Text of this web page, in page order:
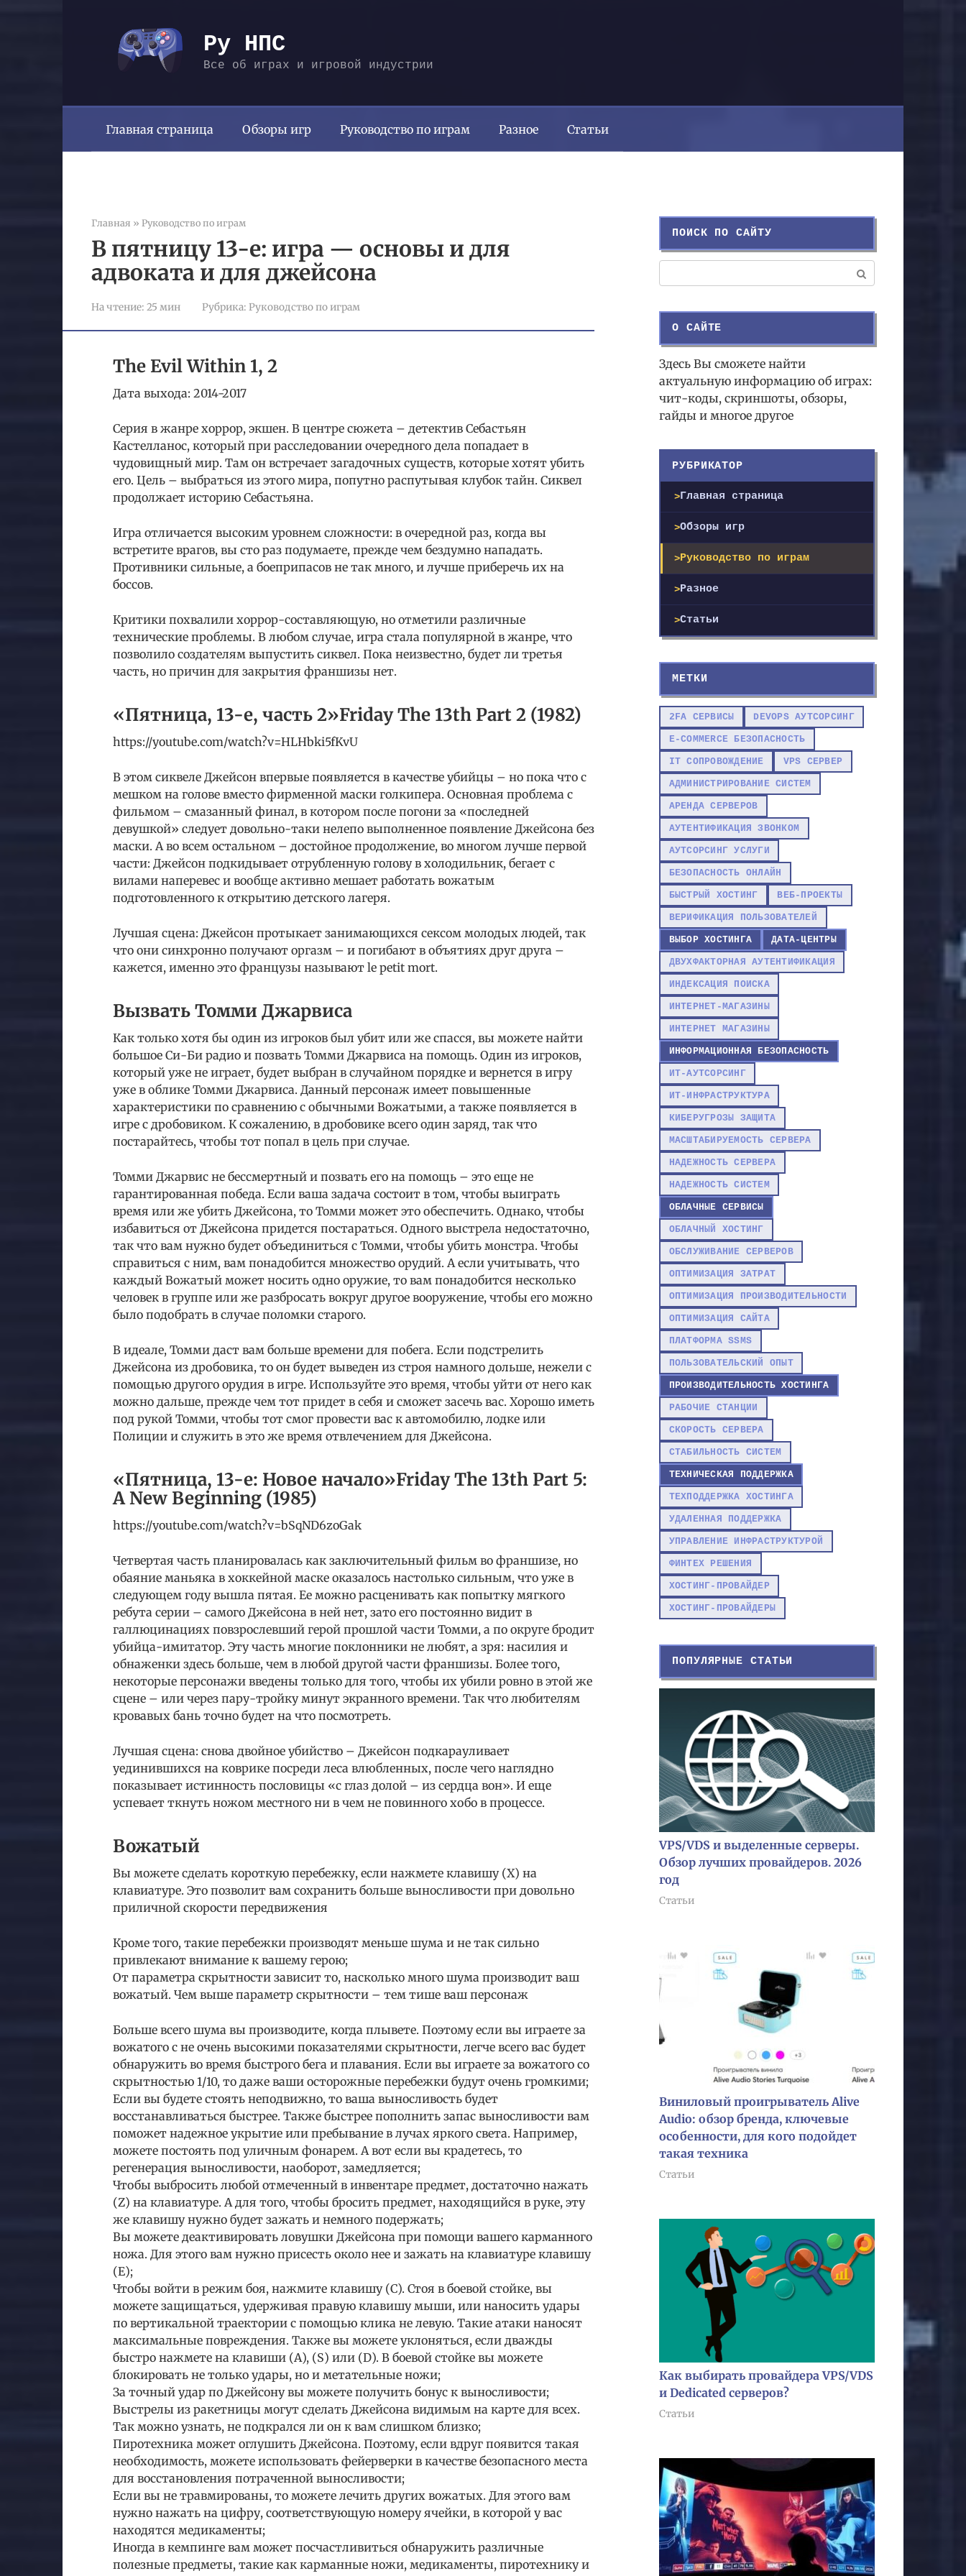
Ру НПС
Все об играх и игровой индустрии
Главная страница Обзоры игр Руководство по играм Разное Статьи
Главная » Руководство по играм
В пятницу 13-е: игра — основы и для
адвоката и для джейсона
На чтение: 25 мин Рубрика: Руководство по играм
The Evil Within 1, 2
Дата выхода: 2014-2017
Серия в жанре хоррор, экшен. В центре сюжета – детектив Себастьян
Кастелланос, который при расследовании очередного дела попадает в
чудовищный мир. Там он встречает загадочных существ, которые хотят убить
его. Цель – выбраться из этого мира, попутно распутывая клубок тайн. Сиквел
продолжает историю Себастьяна.
Игра отличается высоким уровнем сложности: в очередной раз, когда вы
встретите врагов, вы сто раз подумаете, прежде чем бездумно нападать.
Противники сильные, а боеприпасов не так много, и лучше приберечь их на
боссов.
Критики похвалили хоррор-составляющую, но отметили различные
технические проблемы. В любом случае, игра стала популярной в жанре, что
позволило создателям выпустить сиквел. Пока неизвестно, будет ли третья
часть, но причин для закрытия франшизы нет.
«Пятница, 13-е, часть 2»Friday The 13th Part 2 (1982)
https://youtube.com/watch?v=HLHbki5fKvU
В этом сиквеле Джейсон впервые появляется в качестве убийцы – но пока что с
мешком на голове вместо фирменной маски голкипера. Основная проблема с
фильмом – смазанный финал, в котором после погони за «последней
девушкой» следует довольно-таки нелепо выполненное появление Джейсона без
маски. А во всем остальном – достойное продолжение, во многом лучше первой
части: Джейсон подкидывает отрубленную голову в холодильник, бегает с
вилами наперевес и вообще активно мешает работать вожатым
подготовленного к открытию детского лагеря.
Лучшая сцена: Джейсон протыкает занимающихся сексом молодых людей, так
что они синхронно получают оргазм – и погибают в объятиях друг друга –
кажется, именно это французы называют le petit mort.
Вызвать Томми Джарвиса
Как только хотя бы один из игроков был убит или же спасся, вы можете найти
большое Си-Би радио и позвать Томми Джарвиса на помощь. Один из игроков,
который уже не играет, будет выбран в случайном порядке и вернется в игру
уже в облике Томми Джарвиса. Данный персонаж имеет повышенные
характеристики по сравнению с обычными Вожатыми, а также появляется в
игре с дробовиком. К сожалению, в дробовике всего один заряд, так что
постарайтесь, чтобы тот попал в цель при случае.
Томми Джарвис не бессмертный и позвать его на помощь – это еще не
гарантированная победа. Если ваша задача состоит в том, чтобы выиграть
время или же убить Джейсона, то Томми может это обеспечить. Однако, чтобы
избавиться от Джейсона придется постараться. Одного выстрела недостаточно,
так что вам нужно будет объединиться с Томми, чтобы убить монстра. Чтобы
справиться с ним, вам понадобится множество орудий. А если учитывать, что
каждый Вожатый может носить одно оружие, то вам понадобится несколько
человек в группе или же разбросать вокруг другое вооружение, чтобы его можно
было подобрать в случае поломки старого.
В идеале, Томми даст вам больше времени для побега. Если подстрелить
Джейсона из дробовика, то он будет выведен из строя намного дольше, нежели с
помощью другого орудия в игре. Используйте это время, чтобы уйти от него как
можно дальше, прежде чем тот придет в себя и сможет засечь вас. Хорошо иметь
под рукой Томми, чтобы тот смог провести вас к автомобилю, лодке или
Полиции и служить в это же время отвлечением для Джейсона.
«Пятница, 13-е: Новое начало»Friday The 13th Part 5:
A New Beginning (1985)
https://youtube.com/watch?v=bSqND6zoGak
Четвертая часть планировалась как заключительный фильм во франшизе, но
обаяние маньяка в хоккейной маске оказалось настолько сильным, что уже в
следующем году вышла пятая. Ее можно расценивать как попытку мягкого
ребута серии – самого Джейсона в ней нет, зато его постоянно видит в
галлюцинациях повзрослевший герой прошлой части Томми, а по округе бродит
убийца-имитатор. Эту часть многие поклонники не любят, а зря: насилия и
обнаженки здесь больше, чем в любой другой части франшизы. Более того,
некоторые персонажи введены только для того, чтобы их убили ровно в этой же
сцене – или через пару-тройку минут экранного времени. Так что любителям
кровавых бань точно будет на что посмотреть.
Лучшая сцена: снова двойное убийство – Джейсон подкарауливает
уединившихся на коврике посреди леса влюбленных, после чего наглядно
показывает истинность пословицы «с глаз долой – из сердца вон». И еще
успевает ткнуть ножом местного ни в чем не повинного хобо в процессе.
Вожатый
Вы можете сделать короткую перебежку, если нажмете клавишу (Х) на
клавиатуре. Это позволит вам сохранить больше выносливости при довольно
приличной скорости передвижения
Кроме того, такие перебежки производят меньше шума и не так сильно
привлекают внимание к вашему герою;
От параметра скрытности зависит то, насколько много шума производит ваш
вожатый. Чем выше параметр скрытности – тем тише ваш персонаж
Больше всего шума вы производите, когда плывете. Поэтому если вы играете за
вожатого с не очень высокими показателями скрытности, легче всего вас будет
обнаружить во время быстрого бега и плавания. Если вы играете за вожатого со
скрытностью 1/10, то даже ваши осторожные перебежки будут очень громкими;
Если вы будете стоять неподвижно, то ваша выносливость будет
восстанавливаться быстрее. Также быстрее пополнить запас выносливости вам
поможет надежное укрытие или пребывание в лучах яркого света. Например,
можете постоять под уличным фонарем. А вот если вы крадетесь, то
регенерация выносливости, наоборот, замедляется;
Чтобы выбросить любой отмеченный в инвентаре предмет, достаточно нажать
(Z) на клавиатуре. А для того, чтобы бросить предмет, находящийся в руке, эту
же клавишу нужно будет зажать и немного подержать;
Вы можете деактивировать ловушки Джейсона при помощи вашего карманного
ножа. Для этого вам нужно присесть около нее и зажать на клавиатуре клавишу
(Е);
Чтобы войти в режим боя, нажмите клавишу (С). Стоя в боевой стойке, вы
можете защищаться, удерживая правую клавишу мыши, или наносить удары
по вертикальной траектории с помощью клика не левую. Такие атаки наносят
максимальные повреждения. Также вы можете уклоняться, если дважды
быстро нажмете на клавиши (А), (S) или (D). В боевой стойке вы можете
блокировать не только удары, но и метательные ножи;
За точный удар по Джейсону вы можете получить бонус к выносливости;
Выстрелы из ракетницы могут сделать Джейсона видимым на карте для всех.
Так можно узнать, не подкрался ли он к вам слишком близко;
Пиротехника может оглушить Джейсона. Поэтому, если вдруг появится такая
необходимость, можете использовать фейерверки в качестве безопасного места
для восстановления потраченной выносливости;
Если вы не травмированы, то можете лечить других вожатых. Для этого вам
нужно нажать на цифру, соответствующую номеру ячейки, в которой у вас
находятся медикаменты;
Иногда в кемпинге вам может посчастливиться обнаружить различные
полезные предметы, такие как карманные ножи, медикаменты, пиротехнику и
ПОИСК ПО САЙТУ
О САЙТЕ
Здесь Вы сможете найти
актуальную информацию об играх:
чит-коды, скриншоты, обзоры,
гайды и многое другое
РУБРИКАТОР
Главная страница
Обзоры игр
Руководство по играм
Разное
Статьи
МЕТКИ
2FA СЕРВИСЫ DEVOPS АУТСОРСИНГ
E-COMMERCE БЕЗОПАСНОСТЬ
IT СОПРОВОЖДЕНИЕ VPS СЕРВЕР
АДМИНИСТРИРОВАНИЕ СИСТЕМ
АРЕНДА СЕРВЕРОВ
АУТЕНТИФИКАЦИЯ ЗВОНКОМ
АУТСОРСИНГ УСЛУГИ
БЕЗОПАСНОСТЬ ОНЛАЙН
БЫСТРЫЙ ХОСТИНГ ВЕБ-ПРОЕКТЫ
ВЕРИФИКАЦИЯ ПОЛЬЗОВАТЕЛЕЙ
ВЫБОР ХОСТИНГА ДАТА-ЦЕНТРЫ
ДВУХФАКТОРНАЯ АУТЕНТИФИКАЦИЯ
ИНДЕКСАЦИЯ ПОИСКА
ИНТЕРНЕТ-МАГАЗИНЫ
ИНТЕРНЕТ МАГАЗИНЫ
ИНФОРМАЦИОННАЯ БЕЗОПАСНОСТЬ
ИТ-АУТСОРСИНГ
ИТ-ИНФРАСТРУКТУРА
КИБЕРУГРОЗЫ ЗАЩИТА
МАСШТАБИРУЕМОСТЬ СЕРВЕРА
НАДЕЖНОСТЬ СЕРВЕРА
НАДЕЖНОСТЬ СИСТЕМ
ОБЛАЧНЫЕ СЕРВИСЫ
ОБЛАЧНЫЙ ХОСТИНГ
ОБСЛУЖИВАНИЕ СЕРВЕРОВ
ОПТИМИЗАЦИЯ ЗАТРАТ
ОПТИМИЗАЦИЯ ПРОИЗВОДИТЕЛЬНОСТИ
ОПТИМИЗАЦИЯ САЙТА
ПЛАТФОРМА SSMS
ПОЛЬЗОВАТЕЛЬСКИЙ ОПЫТ
ПРОИЗВОДИТЕЛЬНОСТЬ ХОСТИНГА
РАБОЧИЕ СТАНЦИИ
СКОРОСТЬ СЕРВЕРА
СТАБИЛЬНОСТЬ СИСТЕМ
ТЕХНИЧЕСКАЯ ПОДДЕРЖКА
ТЕХПОДДЕРЖКА ХОСТИНГА
УДАЛЕННАЯ ПОДДЕРЖКА
УПРАВЛЕНИЕ ИНФРАСТРУКТУРОЙ
ФИНТЕХ РЕШЕНИЯ
ХОСТИНГ-ПРОВАЙДЕР
ХОСТИНГ-ПРОВАЙДЕРЫ
ПОПУЛЯРНЫЕ СТАТЬИ
VPS/VDS и выделенные серверы.
Обзор лучших провайдеров. 2026
год
Статьи
Виниловый проигрыватель Alive
Audio: обзор бренда, ключевые
особенности, для кого подойдет
такая техника
Статьи
Как выбирать провайдера VPS/VDS
и Dedicated серверов?
Статьи